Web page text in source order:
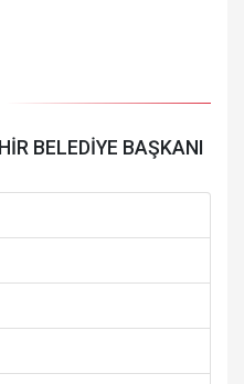
BELEDİYE BAŞKANI